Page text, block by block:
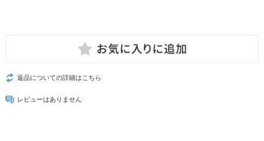
返品についての詳細はこちら
レビューはありません